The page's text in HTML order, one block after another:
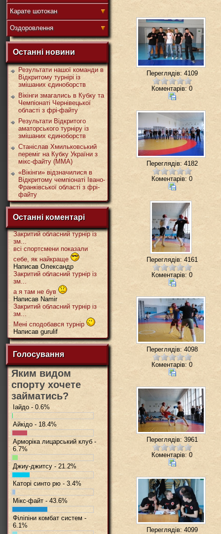
武
道
Карате шотокан
Оздоровлення
Останні новини
Результати нашої команди в
Відкритому турнірі із
змішаних єдиноборств
Вікінги змагались в Кубку та
Чемпіонаті Чернівецької
області з фрі-файту
Результати Відкритого
аматорського турніру із
змішаних єдиноборств
Станіслав Хмильковський
переміг на Кубку України з
мікс-файту (ММА)
«Вікінги» відзначилися в
Відкритому чемпіонаті Івано-
Франківської області з фрі-
файту
Останні коментарі
Закритий обласний турнір із
зм...
всі спортсмени показали
себе, як найкраще
Написав Олександр
Закритий обласний турнір із
зм...
а я там не був
Написав Namir
Закритий обласний турнір із
зм...
Мені сподобався турнір
Написав gurulif
Голосування
Яким видом
спорту хочете
займатись?
Іайдо - 0.6%
Айкідо - 18.4%
Арморіка лицарський клуб -
6.7%
Джиу-джитсу - 21.2%
Каторі синто рю - 3.4%
Мікс-файт - 43.6%
Філіпіни комбат систем -
6.1%
Переглядів: 4109
Коментарів: 0
Переглядів: 4182
Коментарів: 0
Переглядів: 4161
Коментарів: 0
Переглядів: 4098
Коментарів: 0
Переглядів: 3961
Коментарів: 0
Переглядів: 4099